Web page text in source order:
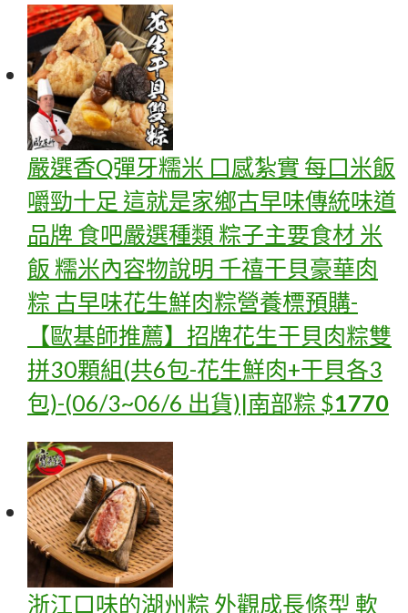
嚴選香Q彈牙糯米 口感紮實 每口米飯
嚼勁十足 這就是家鄉古早味傳統味道
品牌 食吧嚴選種類 粽子主要食材 米
飯 糯米內容物說明 千禧干貝豪華肉
粽 古早味花生鮮肉粽營養標預購-
【歐基師推薦】招牌花生干貝肉粽雙
拼30顆組(共6包-花生鮮肉+干貝各3
包)-(06/3~06/6 出貨)|南部粽 $1770
浙江口味的湖州粽 外觀成長條型 軟